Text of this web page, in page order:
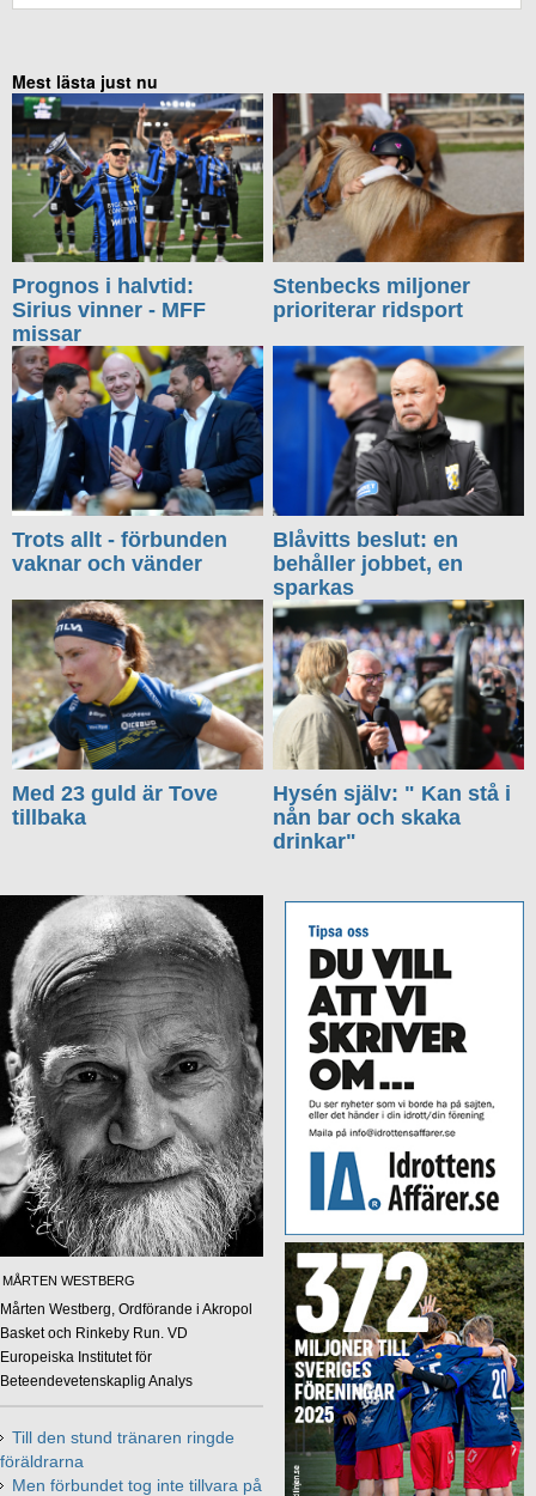
Mest lästa just nu
Prognos i halvtid:
Sirius vinner - MFF
missar
Stenbecks miljoner
prioriterar ridsport
Trots allt - förbunden
vaknar och vänder
Blåvitts beslut: en
behåller jobbet, en
sparkas
Med 23 guld är Tove
tillbaka
Hysén själv: " Kan stå i
nån bar och skaka
drinkar"
MÅRTEN WESTBERG
Mårten Westberg, Ordförande i Akropol
Basket och Rinkeby Run. VD
Europeiska Institutet för
Beteendevetenskaplig Analys​
Till den stund tränaren ringde
föräldrarna
Men förbundet tog inte tillvara på